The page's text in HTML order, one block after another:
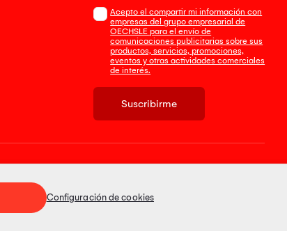
Acepto el compartir mi información con
empresas del grupo empresarial de
OECHSLE para el envío de
comunicaciones publicitarias sobre sus
productos, servicios, promociones,
eventos y otras actividades comerciales
de interés.
Suscribirme
Tienda 100% Segura
Configuración de cookies